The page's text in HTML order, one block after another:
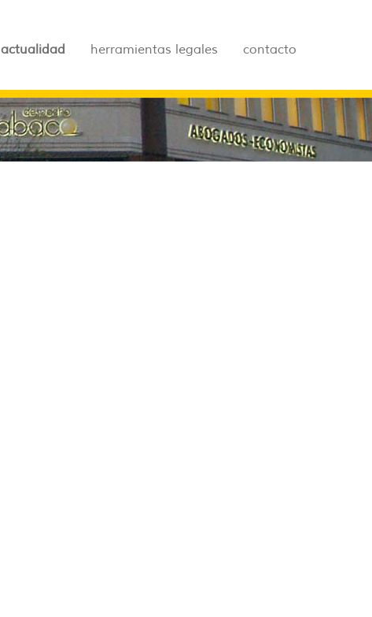
actualidad herramientas legales contacto